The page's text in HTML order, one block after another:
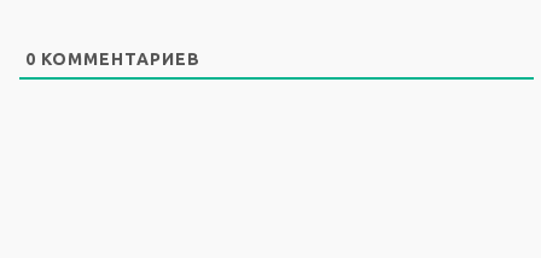
0 КОММЕНТАРИЕВ